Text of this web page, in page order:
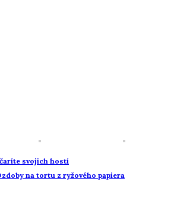
svojich hostí
na tortu z ryžového papiera